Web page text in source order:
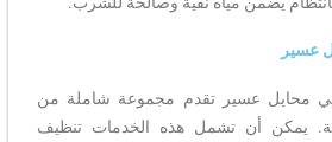
عسير
في محايل عسير تقدم مجموعة شاملة من
يمكن أن تشمل هذه الخدمات تنظيف